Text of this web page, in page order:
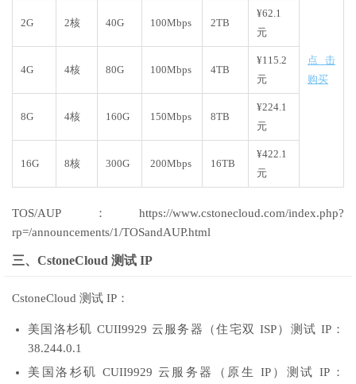
点击
购买
2G 2核 40G 100Mbps 2TB
¥62.1
元
4G 4核 80G 100Mbps 4TB
¥115.2
元
8G 4核 160G 150Mbps 8TB
¥224.1
元
16G 8核 300G 200Mbps 16TB
¥422.1
元
TOS/AUP：https://www.cstonecloud.com/index.php?
rp=/announcements/1/TOSandAUP.html
三、CstoneCloud 测试 IP
CstoneCloud 测试 IP：
美国洛杉矶 CUII9929 云服务器（住宅双 ISP）测试 IP：
38.244.0.1
美国洛杉矶 CUII9929 云服务器（原生 IP）测试 IP：